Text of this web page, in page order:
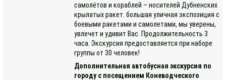
самолётов и кораблей – носителей Дубненских
крылатых ракет. большая уличная экспозиция с
боевыми ракетами и самолетами, мы уверены,
увлечет и удивит Вас. Продолжительность 3
часа. Экскурсия предоставляется при наборе
группы от 30 человек!
Дополнительная автобусная экскурсия по
городу с посещением Коневодческого